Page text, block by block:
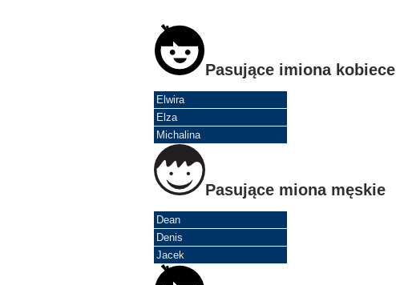
Pasujące imiona kobiece
Elwira
Elza
Michalina
Pasujące miona męskie
Dean
Denis
Jacek